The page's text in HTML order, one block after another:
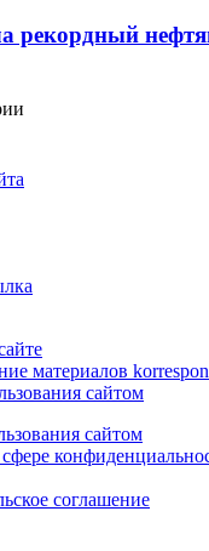
рекордный
материалов
сайтом
сайтом
соглашение